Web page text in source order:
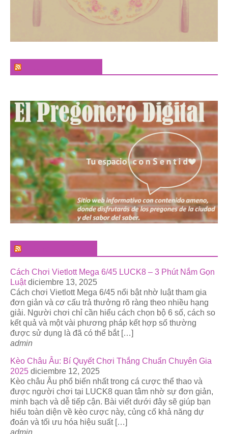
Cách Chơi Vietlott Mega 6/45 LUCK8 – 3 Phút Nắm Gọn
Luật diciembre 13, 2025
Cách chơi Vietlott Mega 6/45 nổi bật nhờ luật tham gia
đơn giản và cơ cấu trả thưởng rõ ràng theo nhiều hạng
giải. Người chơi chỉ cần hiểu cách chọn bộ 6 số, cách so
kết quả và một vài phương pháp kết hợp số thường
được sử dụng là đã có thể bắt […]
admin
Kèo Châu Âu: Bí Quyết Chơi Thắng Chuẩn Chuyên Gia
2025 diciembre 12, 2025
Kèo châu Âu phổ biến nhất trong cá cược thể thao và
được người chơi tại LUCK8 quan tâm nhờ sự đơn giản,
minh bạch và dễ tiếp cận. Bài viết dưới đây sẽ giúp bạn
hiểu toàn diện về kèo cược này, củng cố khả năng dự
đoán và tối ưu hóa hiệu suất […]